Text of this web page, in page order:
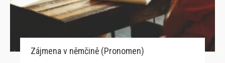
Zájmena v němčině (Pronomen)